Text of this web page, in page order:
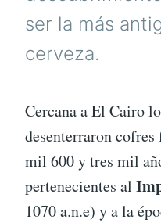
ser la más
cerveza.
Cercana a El Cairo
desenterraron
mil 600 y tres mil
pertenecientes al
1070 a.n.e) y a la